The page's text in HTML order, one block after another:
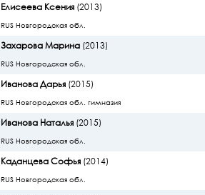
Елисеева Ксения(2013)
RUS Новгородская обл.
Захарова Марина(2013)
RUS Новгородская обл.
Иванова Дарья(2015)
RUS Новгородская обл. гимназия
Иванова Наталья(2015)
RUS Новгородская обл.
Каданцева Софья(2014)
RUS Новгородская обл.